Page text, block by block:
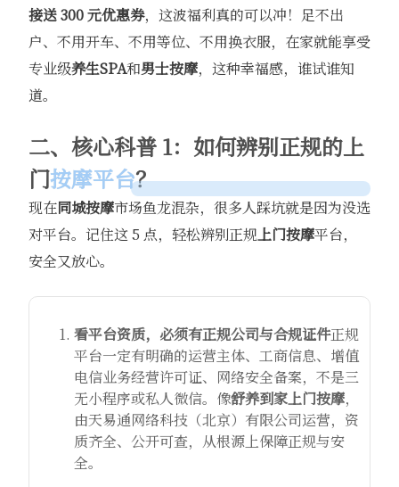
接送 300 元优惠券，这波福利真的可以冲！足不出
户、不用开车、不用等位、不用换衣服，在家就能享受
专业级养生SPA和男士按摩，这种幸福感，谁试谁知
道。
二、核心科普 1：如何辨别正规的上
门按摩平台？
现在同城按摩市场鱼龙混杂，很多人踩坑就是因为没选
对平台。记住这 5 点，轻松辨别正规上门按摩平台，
安全又放心。
看平台资质，必须有正规公司与合规证件正规
平台一定有明确的运营主体、工商信息、增值
电信业务经营许可证、网络安全备案，不是三
无小程序或私人微信。像舒养到家上门按摩，
由天易通网络科技（北京）有限公司运营，资
质齐全、公开可查，从根源上保障正规与安
全。